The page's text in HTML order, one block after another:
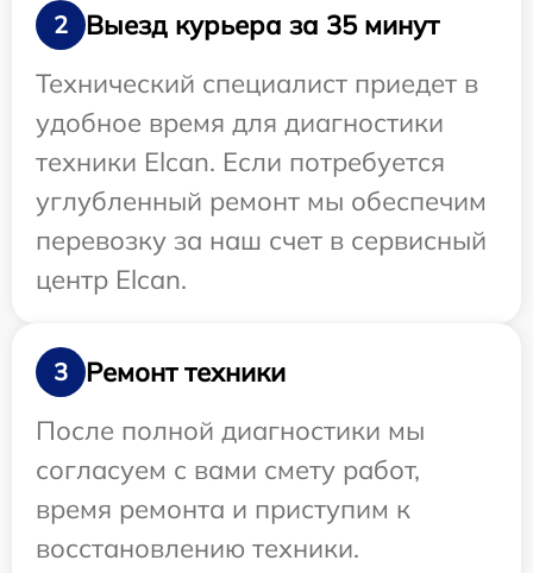
2
Выезд курьера за 35 минут
Технический специалист приедет в
удобное время для диагностики
техники Elcan. Если потребуется
углубленный ремонт мы обеспечим
перевозку за наш счет в сервисный
центр Elcan.
3
Ремонт техники
После полной диагностики мы
согласуем с вами смету работ,
время ремонта и приступим к
восстановлению техники.